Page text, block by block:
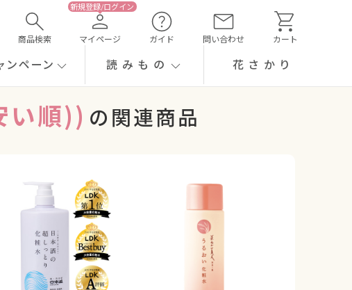
商品検索 マイページ ガイド 問い合わせ カート
ンペーン 読みもの 花さかり
い順)) の関連商品